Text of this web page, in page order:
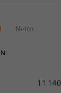
Netto
11 140